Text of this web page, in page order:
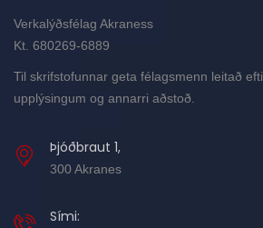
Verkalýðsfélag Akraness
Kt. 680269-6889
Til skrifstofunnar geta félagsmenn leitað
upplýsingum og annarri aðstoð.
Þjóðbraut 1,
300 Akranes
Sími: